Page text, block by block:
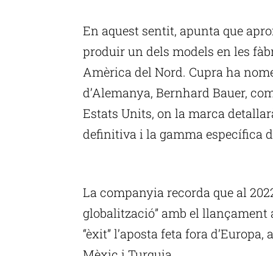
En aquest sentit, apunta que
produir un dels models en les
Amèrica del Nord. Cupra ha
d’Alemanya, Bernhard Bauer,
Estats Units, on la marca
definitiva i la gamma específica
La companyia recorda que al
globalització” amb el
“èxit” l’aposta feta fora